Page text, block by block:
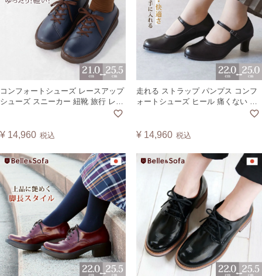
コンフォートシューズ レースアップ
シューズ スニーカー 紐靴 旅行 レデ
¥ 14,960 税込
走れる ストラップ パンプス コンフ
ォートシューズ ヒール 痛くない 外
反母趾 通勤 通学 リクルート 冠婚葬
OL578【CSF】
¥ 14,960 税込